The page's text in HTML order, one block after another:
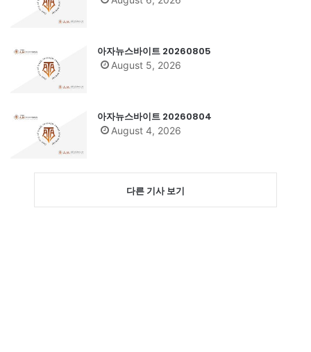
아자뉴스바이트 20260805
August 5, 2026
아자뉴스바이트 20260804
August 4, 2026
다른 기사 보기